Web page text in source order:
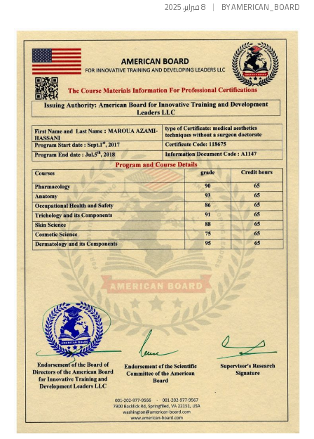
BYAMERICAN_BOARD 8 فبراير، 2025